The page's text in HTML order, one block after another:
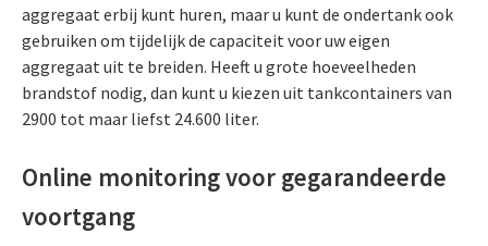
aggregaat erbij kunt huren, maar u kunt de ondertank ook
gebruiken om tijdelijk de capaciteit voor uw eigen
aggregaat uit te breiden. Heeft u grote hoeveelheden
brandstof nodig, dan kunt u kiezen uit tankcontainers van
2900 tot maar liefst 24.600 liter.
Online monitoring voor gegarandeerde
voortgang